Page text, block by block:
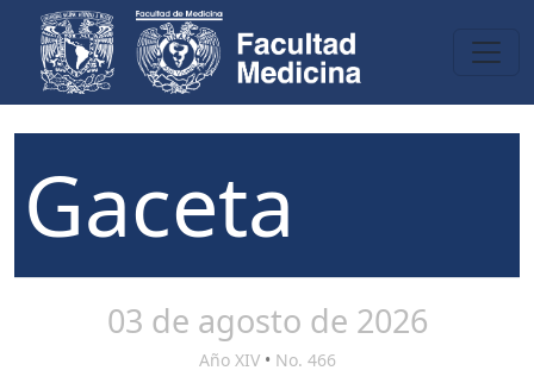
Gaceta
03 de agosto de 2026
Año XIV • No. 466